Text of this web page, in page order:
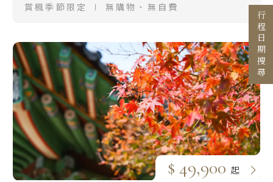
行程日期搜尋
賞楓季節限定 ∣ 無購物、無自費
$ 49,900 起
目的地
國家 / 地區
日本
北海道 札幌 函館
東北 仙台 青森
北陸 名古屋 小松
關東 東京 伊豆
主題旅遊
日本賞楓旅遊
點燈．白川鄉
慶典．祭典旅
搜尋